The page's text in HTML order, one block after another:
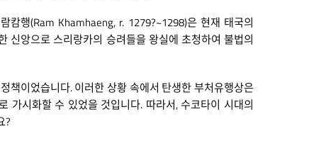
캄행(Ram Khamhaeng, r. 1279?~1298)은 현재 태국의
신앙으로 스리랑카의 승려들을 왕실에 초청하여 불법의
책이었습니다. 이러한 상황 속에서 탄생한 부처유행상은
가시화할 수 있었을 것입니다. 따라서, 수코타이 시대의
?